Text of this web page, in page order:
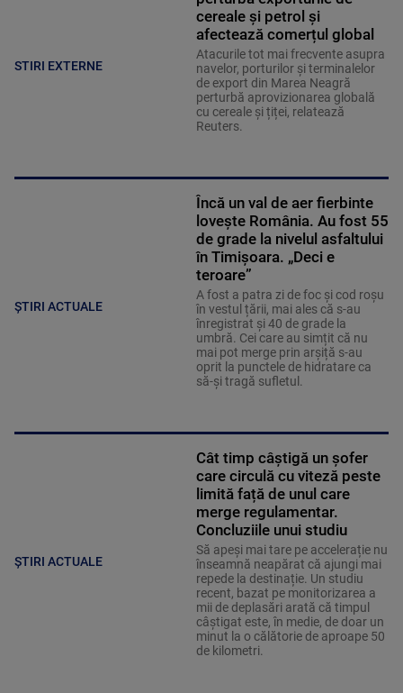
STIRI EXTERNE
cereale și petrol și
afectează comerțul global
Atacurile tot mai frecvente asupra
navelor, porturilor și terminalelor
de export din Marea Neagră
perturbă aprovizionarea globală
cu cereale și țiței, relatează
Reuters.
ȘTIRI ACTUALE
Încă un val de aer fierbinte
lovește România. Au fost 55
de grade la nivelul asfaltului
în Timișoara. „Deci e
teroare”
A fost a patra zi de foc și cod roșu
în vestul țării, mai ales că s-au
înregistrat și 40 de grade la
umbră. Cei care au simțit că nu
mai pot merge prin arșiță s-au
oprit la punctele de hidratare ca
să-și tragă sufletul.
ȘTIRI ACTUALE
Cât timp câștigă un șofer
care circulă cu viteză peste
limită față de unul care
merge regulamentar.
Concluziile unui studiu
Să apeși mai tare pe accelerație nu
înseamnă neapărat că ajungi mai
repede la destinație. Un studiu
recent, bazat pe monitorizarea a
mii de deplasări arată că timpul
câștigat este, în medie, de doar un
minut la o călătorie de aproape 50
de kilometri.